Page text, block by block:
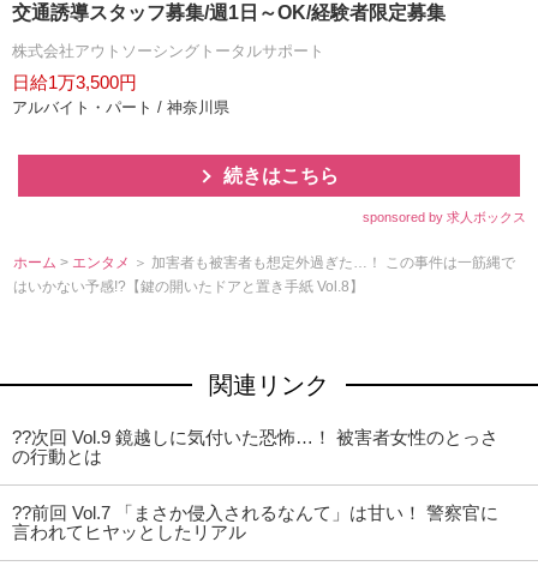
交通誘導スタッフ募集/週1日～OK/経験者限定募集
株式会社アウトソーシングトータルサポート
日給1万3,500円
アルバイト・パート / 神奈川県
続きはこちら
sponsored by 求人ボックス
ホーム > エンタメ ＞ 加害者も被害者も想定外過ぎた…！ この事件は一筋縄で
はいかない予感!?【鍵の開いたドアと置き手紙 Vol.8】
関連リンク
??次回 Vol.9 鏡越しに気付いた恐怖…！ 被害者女性のとっさ
の行動とは
??前回 Vol.7 「まさか侵入されるなんて」は甘い！ 警察官に
言われてヒヤッとしたリアル